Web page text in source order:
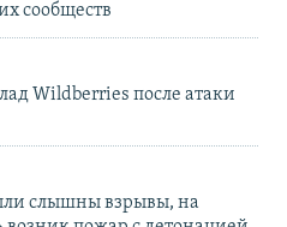
сообществ
Wildberries после атаки
слышны взрывы, на